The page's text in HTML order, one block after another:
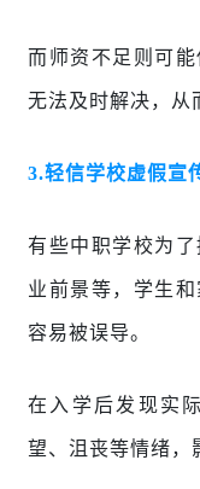
而师资不足则可
无法及时解决，从
3.轻信学校虚假宣
有些中职学校为
业前景等，学生
容易被误导。
在入学后发现实
望、沮丧等情绪，